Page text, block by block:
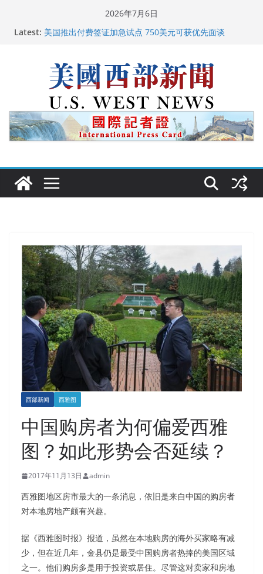
2026年7月6日
Latest: 美国推出付费签证加急试点 750美元可获优先面谈
美国最高法院维持“出生公民权” : 出生在美国就是美国
人！
中国驻美国大使谢锋邀请美国老教师罗纳德·萨科尔斯基
再次访华
广州市沉香协会会长周天明：让沉香有序走向世界
西部新闻 西雅图
中国购房者为何偏爱西雅
图？如此形势会否延续？
2017年11月13日 admin
西雅图地区房市最大的一条消息，依旧是来自中国的购房者
对本地房地产颇有兴趣。
据《西雅图时报》报道，虽然在本地购房的海外买家略有减
少，但在近几年，金县仍是最受中国购房者热捧的美国区域
之一。他们购房多是用于投资或居住。尽管这对卖家和房地